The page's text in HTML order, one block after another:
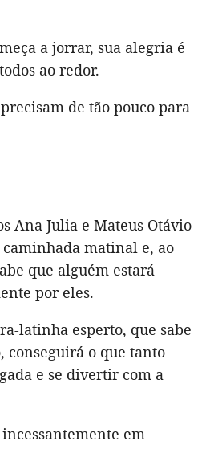
a jorrar, sua alegria é
ao redor.
de tão pouco para
Ana Julia e Mateus Otávio
matinal e, ao
que alguém estará
por eles.
latinha esperto, que sabe
conseguirá o que tanto
e se divertir com a
em